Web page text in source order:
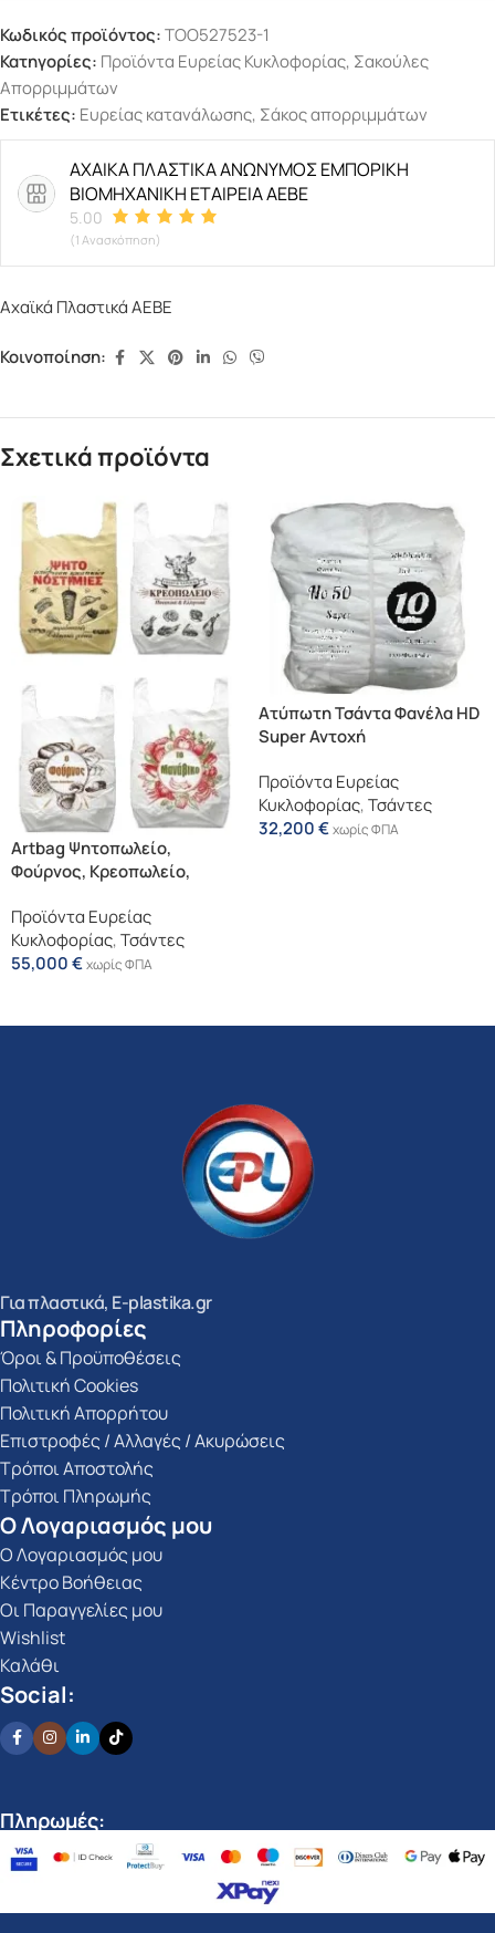
Κωδικός προϊόντος:TOO527523-1
Κατηγορίες: Προϊόντα Ευρείας Κυκλοφορίας, Σακούλες
Απορριμμάτων
Ετικέτες: Ευρείας κατανάλωσης, Σάκος απορριμμάτων
ΑΧΑΙΚΑ ΠΛΑΣΤΙΚΑ ΑΝΩΝΥΜΟΣ ΕΜΠΟΡΙΚΗ
ΒΙΟΜΗΧΑΝΙΚΗ ΕΤΑΙΡΕΙΑ ΑΕΒΕ
5.00
(1 Ανασκόπηση)
Αχαϊκά Πλαστικά ΑΕΒΕ
Κοινοποίηση:
Σχετικά προϊόντα
Artbag Ψητοπωλείο,
Φούρνος, Κρεοπωλείο,
Προϊόντα Ευρείας
Κυκλοφορίας,Τσάντες
55,000€χωρίς ΦΠΑ
Ατύπωτη Τσάντα Φανέλα HD
Super Αντοχή
Προϊόντα Ευρείας
Κυκλοφορίας,Τσάντες
32,200€χωρίς ΦΠΑ
Για πλαστικά, E-plastika.gr
Πληροφορίες
Όροι & Προϋποθέσεις
Πολιτική Cookies
Πολιτική Απορρήτου
Επιστροφές / Αλλαγές / Ακυρώσεις
Τρόποι Αποστολής
Τρόποι Πληρωμής
Ο Λογαριασμός μου
Ο Λογαριασμός μου
Κέντρο Βοήθειας
Οι Παραγγελίες μου
Wishlist
Καλάθι
Social:
Πληρωμές: